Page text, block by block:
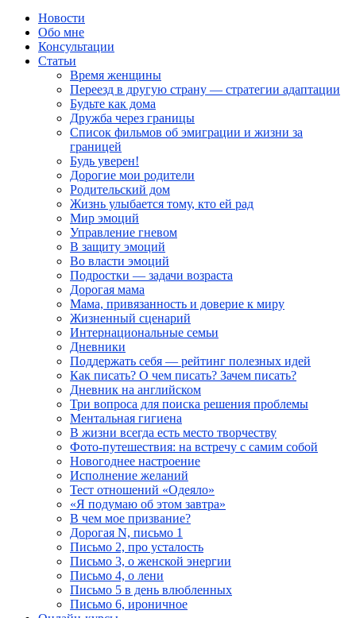
Новости
Обо мне
Консультации
Статьи
Время женщины
Переезд в другую страну — стратегии адаптации
Будьте как дома
Дружба через границы
Список фильмов об эмиграции и жизни за
границей
Будь уверен!
Дорогие мои родители
Родительский дом
Жизнь улыбается тому, кто ей рад
Мир эмоций
Управление гневом
В защиту эмоций
Во власти эмоций
Подростки — задачи возраста
Дорогая мама
Мама, привязанность и доверие к миру
Жизненный сценарий
Интернациональные семьи
Дневники
Поддержать себя — рейтинг полезных идей
Как писать? О чем писать? Зачем писать?
Дневник на английском
Три вопроса для поиска решения проблемы
Ментальная гигиена
В жизни всегда есть место творчеству
Фото-путешествия: на встречу с самим собой
Новогоднее настроение
Исполнение желаний
Тест отношений «Одеяло»
«Я подумаю об этом завтра»
В чем мое призвание?
Дорогая N, письмо 1
Письмо 2, про усталость
Письмо 3, о женской энергии
Письмо 4, о лени
Письмо 5 в день влюбленных
Письмо 6, ироничное